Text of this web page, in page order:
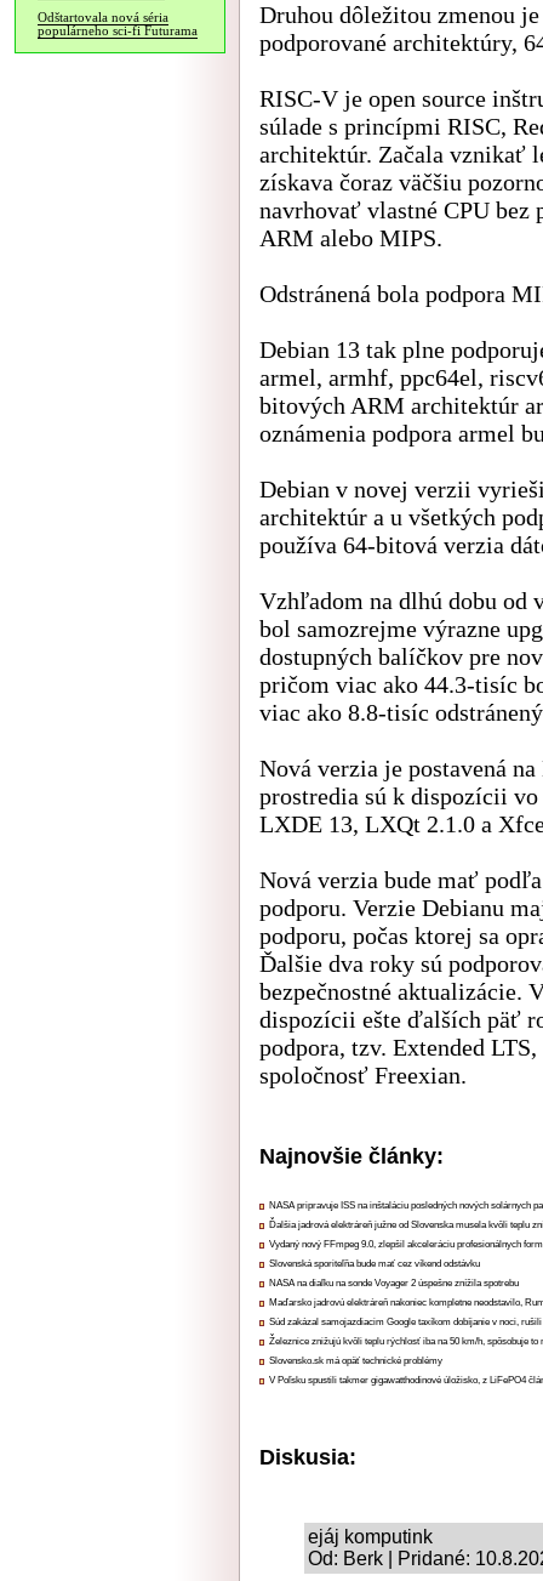
Odštartovala nová séria
populárneho sci-fi Futurama
Druhou dôležitou zmenou
podporované architektúry,
RISC-V je open source
súlade s princípmi RISC,
architektúr. Začala vznikať
získava čoraz väčšiu
navrhovať vlastné CPU bez
ARM alebo MIPS.
Odstránená bola podpora
Debian 13 tak plne
armel, armhf, ppc64el,
bitových ARM architektúr
oznámenia podpora armel
Debian v novej verzii
architektúr a u všetkých
používa 64-bitová verzia
Vzhľadom na dlhú dobu od
bol samozrejme výrazne
dostupných balíčkov pre
pričom viac ako 44.3-tisíc
viac ako 8.8-tisíc
Nová verzia je postavená
prostredia sú k dispozícii
LXDE 13, LXQt 2.1.0 a
Nová verzia bude mať
podporu. Verzie Debianu
podporu, počas ktorej sa
Ďalšie dva roky sú
bezpečnostné aktualizácie.
dispozícii ešte ďalších päť
podpora, tzv. Extended
spoločnosť Freexian.
Najnovšie články:
NASA pripravuje ISS na inštaláciu posledných nových solárnych
Ďalšia jadrová elektráreň južne od Slovenska musela kvôli teplu
Vydaný nový FFmpeg 9.0, zlepšil akceleráciu profesionálnych
Slovenská sporiteľňa bude mať cez víkend odstávku
NASA na diaľku na sonde Voyager 2 úspešne znížila spotrebu
Maďarsko jadrovú elektráreň nakoniec kompletne neodstavilo,
Súd zakázal samojazdiacim Google taxíkom dobíjanie v noci,
Železnice znižujú kvôli teplu rýchlosť iba na 50 km/h, spôsobuje to
Slovensko.sk má opäť technické problémy
V Poľsku spustili takmer gigawatthodinové úložisko, z LiFePO4
Diskusia:
ejáj komputink
Od: Berk | Pridané: